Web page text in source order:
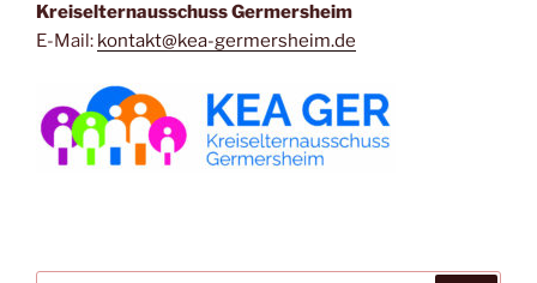
Kreiselternausschuss Germersheim
E-Mail: kontakt@kea-germersheim.de